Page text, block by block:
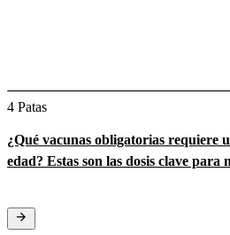
4 Patas
¿Qué vacunas obligatorias requiere
edad? Estas son las dosis clave para